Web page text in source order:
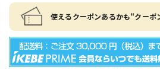
使えるクーポンあるかも"クーポ